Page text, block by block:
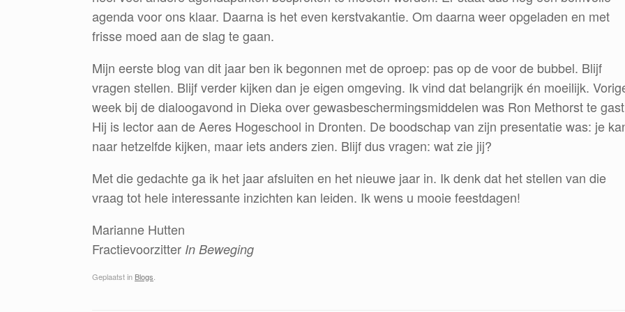
agenda voor ons klaar. Daarna is het even kerstvakantie. Om daarna weer opgeladen en met
frisse moed aan de slag te gaan.
Mijn eerste blog van dit jaar ben ik begonnen met de oproep: pas op de voor de bubbel. Blijf
vragen stellen. Blijf verder kijken dan je eigen omgeving. Ik vind dat belangrijk én moeilijk.
week bij de dialoogavond in Dieka over gewasbeschermingsmiddelen was Ron Methorst te
Hij is lector aan de Aeres Hogeschool in Dronten. De boodschap van zijn presentatie was: je
naar hetzelfde kijken, maar iets anders zien. Blijf dus vragen: wat zie jij?
Met die gedachte ga ik het jaar afsluiten en het nieuwe jaar in. Ik denk dat het stellen van die
vraag tot hele interessante inzichten kan leiden. Ik wens u mooie feestdagen!
Marianne Hutten
Fractievoorzitter In Beweging
Geplaatst in Blogs